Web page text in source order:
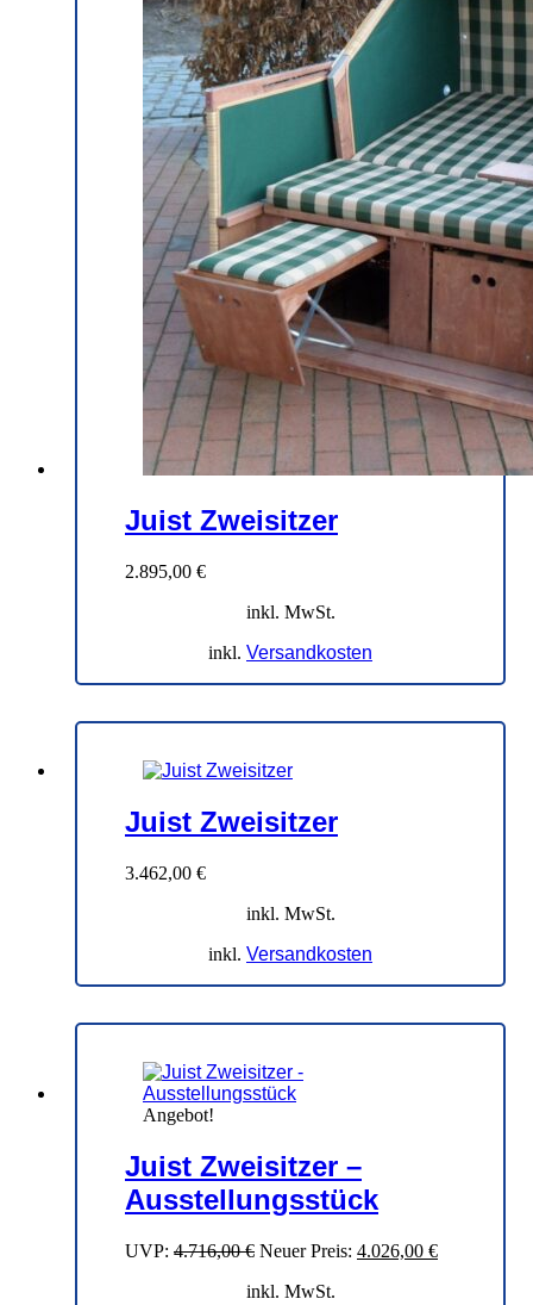
Juist Zweisitzer
2.895,00 €
inkl. MwSt.
inkl. Versandkosten
Juist Zweisitzer
3.462,00 €
inkl. MwSt.
inkl. Versandkosten
Angebot!
Juist Zweisitzer –
Ausstellungsstück
UVP: 4.716,00 € Ursprünglicher
war:
Neuer Preis: 4.026,00 €Aktueller
inkl. MwSt.